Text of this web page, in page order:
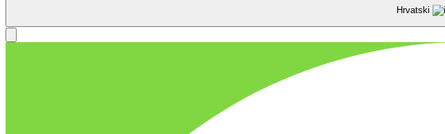
Hrvatski